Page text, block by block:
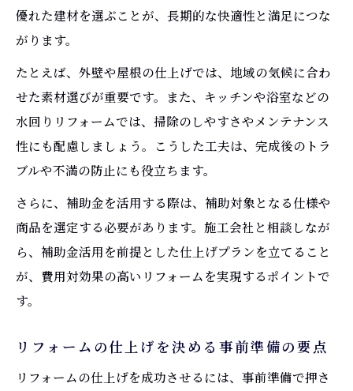
優れた建材を選ぶことが、長期的な快適性と満足につな
がります。
たとえば、外壁や屋根の仕上げでは、地域の気候に合わ
せた素材選びが重要です。また、キッチンや浴室などの
水回りリフォームでは、掃除のしやすさやメンテナンス
性にも配慮しましょう。こうした工夫は、完成後のトラ
ブルや不満の防止にも役立ちます。
さらに、補助金を活用する際は、補助対象となる仕様や
商品を選定する必要があります。施工会社と相談しなが
ら、補助金活用を前提とした仕上げプランを立てること
が、費用対効果の高いリフォームを実現するポイントで
す。
リフォームの仕上げを決める事前準備の要点
リフォームの仕上げを成功させるには、事前準備で押さ